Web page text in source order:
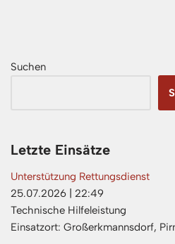
Suchen
Letzte Einsätze
Unterstützung Rettungsdienst
25.07.2026
22:49
Technische Hilfeleistung
Einsatzort: Großerkmannsdorf,